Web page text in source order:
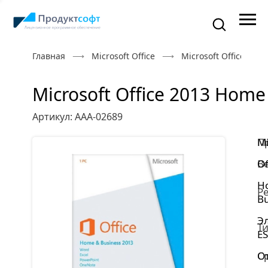
Главная Microsoft Office Microsoft Office 2013
Microsoft Office 2013
Артикул: AAA-02689